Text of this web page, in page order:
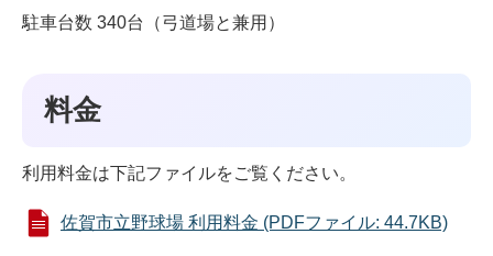
駐車台数 340台（弓道場と兼用）
料金
利用料金は下記ファイルをご覧ください。
佐賀市立野球場 利用料金 (PDFファイル: 44.7KB)